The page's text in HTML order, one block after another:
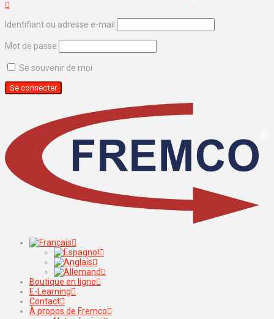
Identifiant ou adresse e-mail
Mot de passe
Se souvenir de moi
Boutique en ligne
E-Learning
Contact
À propos de Fremco